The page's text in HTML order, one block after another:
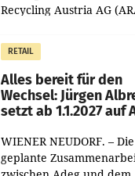
Recycling Austria AG
Müller die Initiative
Helden“ in allen
österreichischen Müller-
RETAIL
Alles bereit für den
Wechsel: Jürgen
setzt ab 1.1.2027 auf
WIENER NEUDORF. – Die
geplante